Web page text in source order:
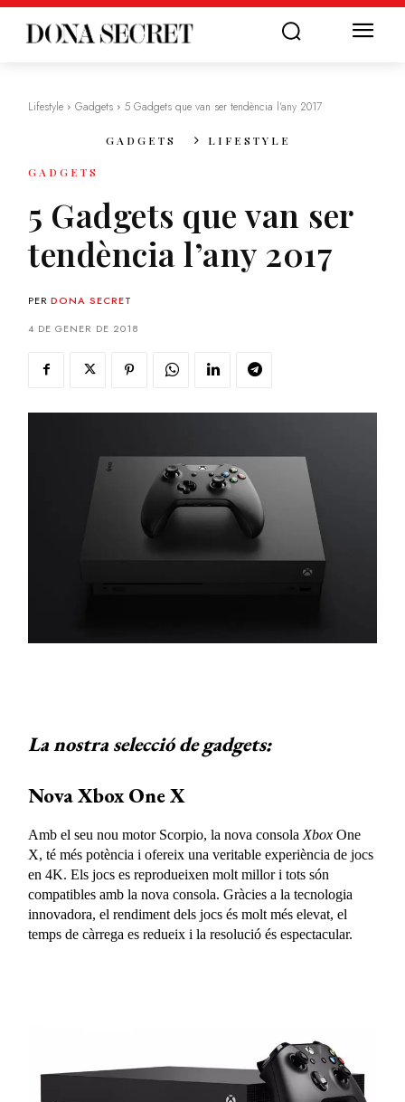
Lifestyle Gadgets 5 Gadgets que van ser tendència l'any 2017
GADGETS LIFESTYLE
GADGETS
5 Gadgets que van ser
tendència l’any 2017
PER DONA SECRET
4 DE GENER DE 2018
La nostra selecció de gadgets:
Nova Xbox One X
Amb el seu nou motor Scorpio, la nova consola Xbox One
X, té més potència i ofereix una veritable experiència de jocs
en 4K. Els jocs es reprodueixen molt millor i tots són
compatibles amb la nova consola. Gràcies a la tecnologia
innovadora, el rendiment dels jocs és molt més elevat, el
temps de càrrega es redueix i la resolució és espectacular.